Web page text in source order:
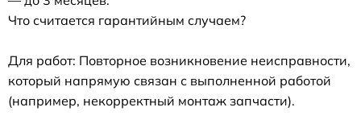
Что считается гарантийным случаем?
Для работ: Повторное возникновение неисправности,
который напрямую связан с выполненной работой
(например, некорректный монтаж запчасти).